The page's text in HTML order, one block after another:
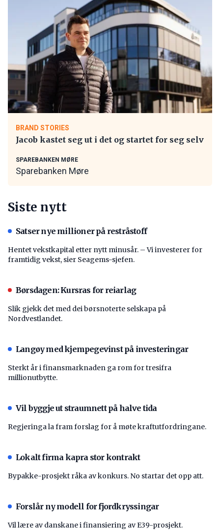
BRAND STORIES
Jacob kastet seg ut i det og startet for seg selv
SPAREBANKEN MØRE
Sparebanken Møre
Siste nytt
Satser nye millioner på restråstoff
Hentet vekstkapital etter nytt minusår. – Vi investerer for
framtidig vekst, sier Seagems-sjefen.
Børsdagen: Kursras for reiarlag
Slik gjekk det med dei børsnoterte selskapa på
Nordvestlandet.
Langøy med kjempegevinst på investeringar
Sterkt år i finansmarknaden ga rom for tresifra
millionutbytte.
Vil byggje ut straumnett på halve tida
Regjeringa la fram forslag for å møte kraftutfordringane.
Lokalt firma kapra stor kontrakt
Bypakke-prosjekt råka av konkurs. No startar det opp att.
Forslår ny modell for fjordkryssingar
Vil lære av danskane i finansiering av E39-prosjekt.